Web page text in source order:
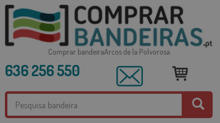
Comprar bandeiraArcos de la Polvorosa
636 256 550